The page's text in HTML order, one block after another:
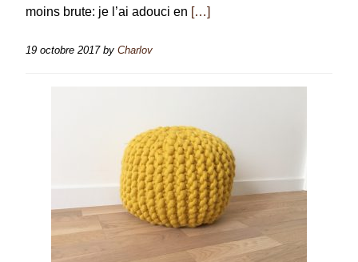
moins brute: je l’ai adouci en […]
19 octobre 2017by Charlov